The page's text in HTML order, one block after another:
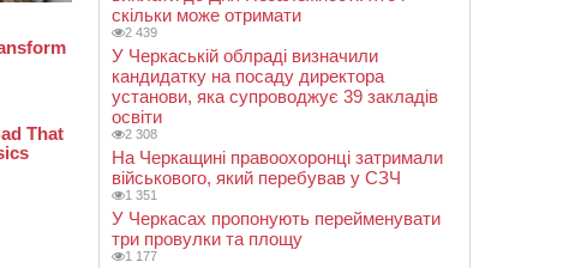
скільки може отримати
2 439
У Черкаській облраді визначили
кандидатку на посаду директора
установи, яка супроводжує 39 закладів
освіти
2 308
На Черкащині правоохоронці затримали
військового, який перебував у СЗЧ
1 351
У Черкасах пропонують перейменувати
три провулки та площу
1 177